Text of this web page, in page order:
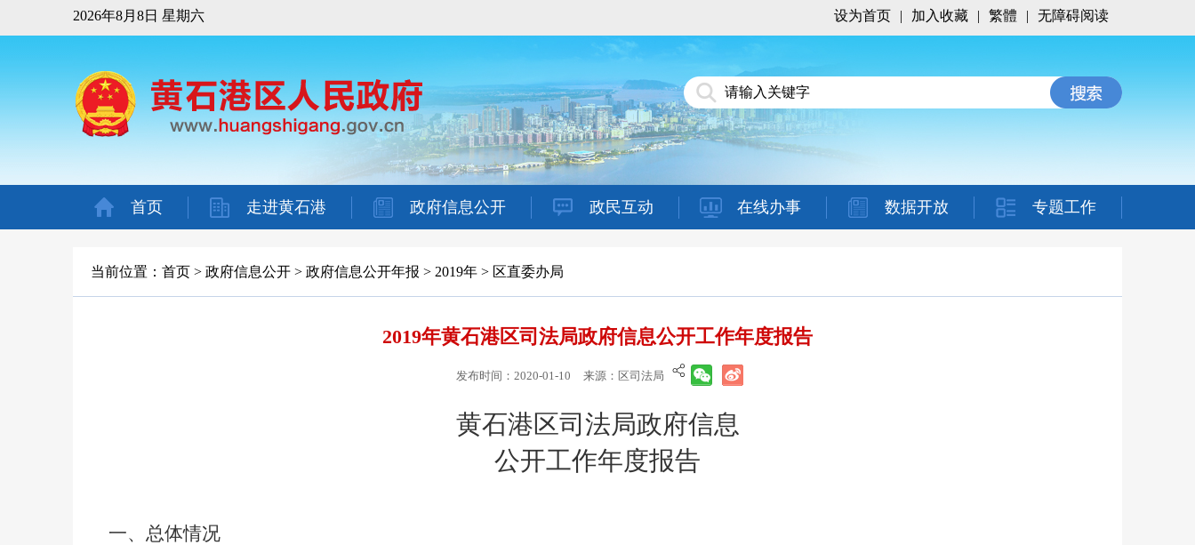
2026年8月8日 星期六 设为首页 | 加入收藏 | 繁體 | 无障碍阅读
首页 走进黄石港 政府信息公开 政民互动 在线办事 数据开放 专题工作
当前位置： 首页 > 政府信息公开 > 政府信息公开年报 > 2019年 > 区直委办局
2019年黄石港区司法局政府信息公开工作年度报告
发布时间：2020-01-10 来源：区司法局
黄石港区司法局政府信息
公开工作年度报告
一、总体情况